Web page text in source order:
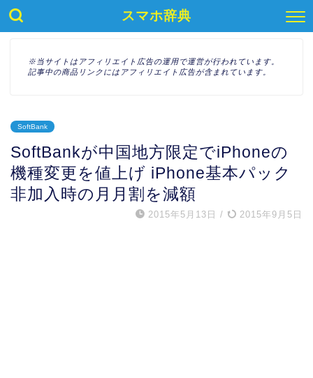
スマホ辞典
※当サイトはアフィリエイト広告の運用で運営が行われています。
記事中の商品リンクにはアフィリエイト広告が含まれています。
SoftBank
SoftBankが中国地方限定でiPhoneの
機種変更を値上げ iPhone基本パック
非加入時の月月割を減額
2015年5月13日 / 2015年9月5日